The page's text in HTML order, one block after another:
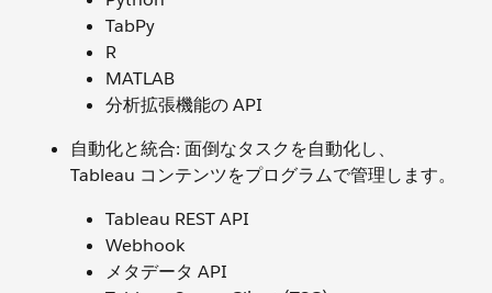
TabPy
R
MATLAB
分析拡張機能の API
自動化と統合: 面倒なタスクを自動化し、
Tableau コンテンツをプログラムで管理します。
Tableau REST API
Webhook
メタデータ API